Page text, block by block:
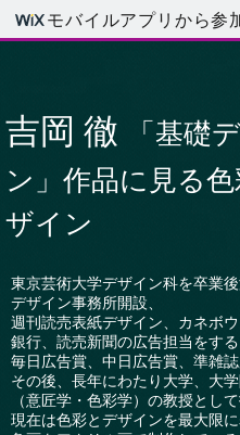
モバイルアプリから参
吉岡 徹
「基礎
ン」作品に見る
ザイン
東京芸術大学デザイン科を卒業
デザイン事務所開設、
週刊読売表紙デザイン、カネボ
銀行、読売新聞の広告担当をする
毎日広告賞、中日広告賞、準雑誌
その後、長年にわたり大学、大
（意匠学・色彩学）の教授として
現在は色彩とデザインを最大限